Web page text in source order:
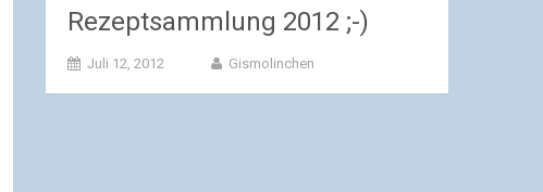
Rezeptsammlung 2012 ;-)
Juli 12, 2012 Gismolinchen